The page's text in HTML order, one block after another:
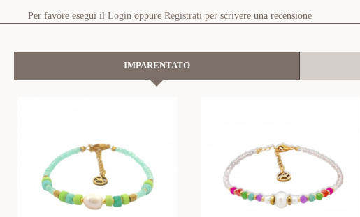
Per favore esegui il Login oppure Registrati per scrivere una recensione
IMPARENTATO